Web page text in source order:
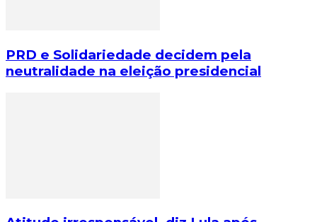
PRD e Solidariedade decidem pela
neutralidade na eleição presidencial